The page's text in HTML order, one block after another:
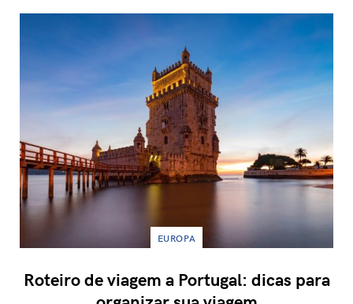
EUROPA
Roteiro de viagem a Portugal: dicas para